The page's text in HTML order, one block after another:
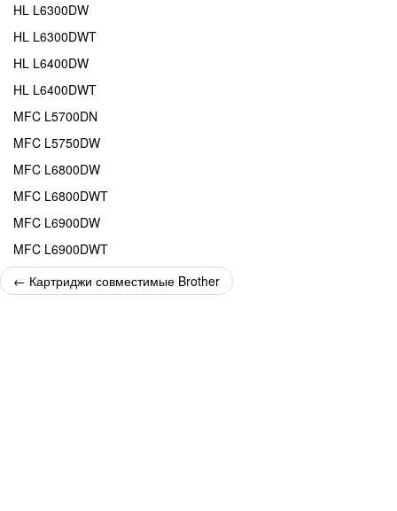
HL L6300DW
HL L6300DWT
HL L6400DW
HL L6400DWT
MFC L5700DN
MFC L5750DW
MFC L6800DW
MFC L6800DWT
MFC L6900DW
MFC L6900DWT
← Картриджи совместимые Brother